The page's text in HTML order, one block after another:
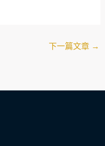
下一篇文章 →